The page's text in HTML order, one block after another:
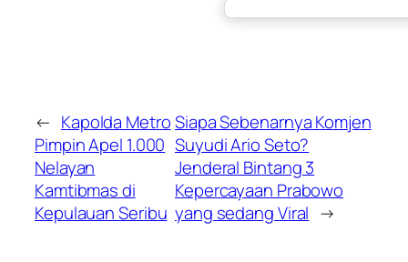
← Kapolda Metro
Pimpin Apel 1.000
Nelayan
Kamtibmas di
Kepulauan Seribu
Siapa Sebenarnya Komjen
Suyudi Ario Seto?
Jenderal Bintang 3
Kepercayaan Prabowo
yang sedang Viral →